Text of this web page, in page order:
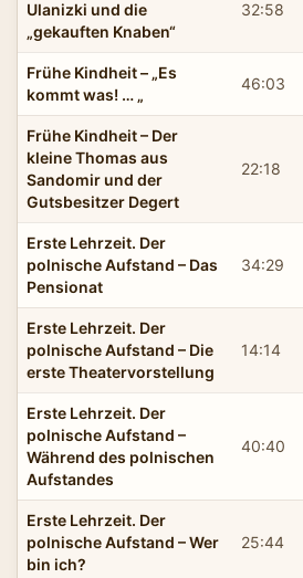
Ulanizki und die
„gekauften Knaben“
32:58
Frühe Kindheit – „Es
kommt was! … „
46:03
Frühe Kindheit – Der
kleine Thomas aus
Sandomir und der
Gutsbesitzer Degert
22:18
Erste Lehrzeit. Der
polnische Aufstand – Das
Pensionat
34:29
Erste Lehrzeit. Der
polnische Aufstand – Die
erste Theatervorstellung
14:14
Erste Lehrzeit. Der
polnische Aufstand –
Während des polnischen
Aufstandes
40:40
Erste Lehrzeit. Der
polnische Aufstand – Wer
bin ich?
25:44